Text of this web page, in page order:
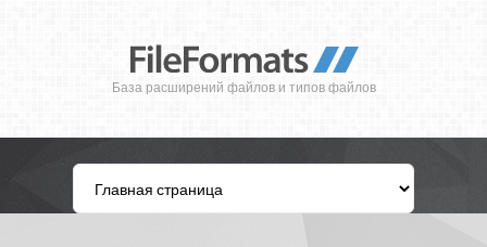
База расширений файлов и типов файлов